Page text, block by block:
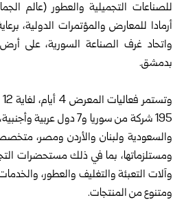
للصناعات التجميلية والعطور (عالم
أرمادا للمعارض والمؤتمرات الدولية،
واتحاد غرف الصناعة السورية، على
بدمشق.
195 شركة من
سوريا
و7 دول عربية
والسعودية ولبنان والأردن ومصر،
ومستلزماتها، بما في ذلك مستحضرات
وآلات التعبئة والتغليف والعطور،
ومتنوع من المنتجات.